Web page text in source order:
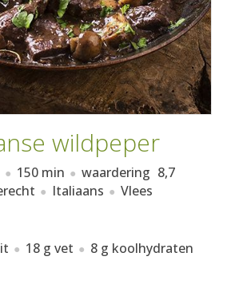
wildpeper
150 min waardering 8,7
Italiaans Vlees
18 g vet
8 g koolhydraten